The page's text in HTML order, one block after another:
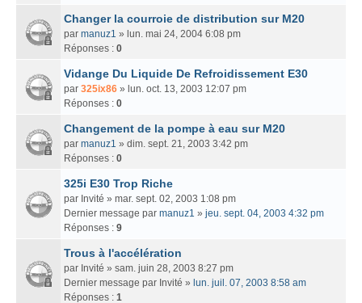
Changer la courroie de distribution sur M20
par manuz1 » lun. mai 24, 2004 6:08 pm
Réponses : 0
Vidange Du Liquide De Refroidissement E30
par 325ix86 » lun. oct. 13, 2003 12:07 pm
Réponses : 0
Changement de la pompe à eau sur M20
par manuz1 » dim. sept. 21, 2003 3:42 pm
Réponses : 0
325i E30 Trop Riche
par Invité » mar. sept. 02, 2003 1:08 pm
Dernier message par manuz1 » jeu. sept. 04, 2003 4:32 pm
Réponses : 9
Trous à l'accélération
par Invité » sam. juin 28, 2003 8:27 pm
Dernier message par Invité » lun. juil. 07, 2003 8:58 am
Réponses : 1